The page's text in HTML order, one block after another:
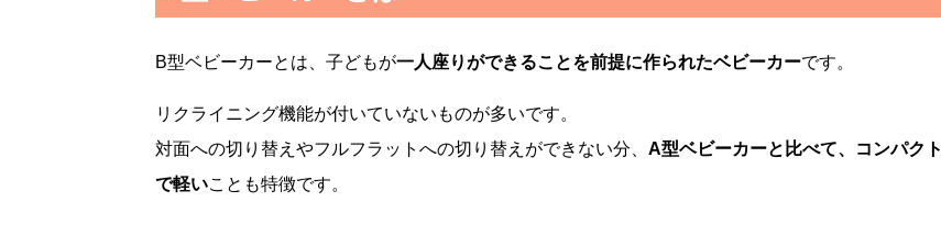
B型ベビーカーとは、子どもが一人座りができることを前提に作られたベビーカーです。
リクライニング機能が付いていないものが多いです。
対面への切り替えやフルフラットへの切り替えができない分、 A型ベビーカーと比べて、コンパクト
で軽いことも特徴です。